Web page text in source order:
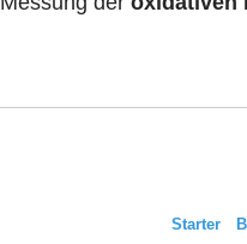
Starter